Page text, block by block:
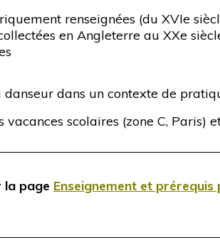
renseignées (du XVIe
en Angleterre au XXe
danseur dans un contexte de
vacances scolaires (zone C, Paris)
la page Enseignement et prérequis